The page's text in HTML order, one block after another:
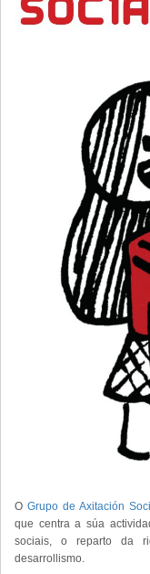
O Grupo de Axitación
que centra a súa
sociais, o reparto da
desarrollismo.